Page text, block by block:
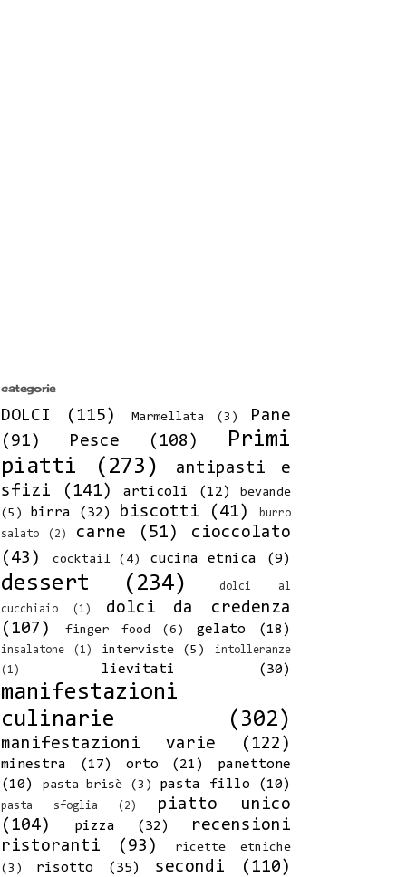
categorie
DOLCI (115) Marmellata (3)
Pane
(91)
Pesce (108)
Primi
piatti
(273)
antipasti e
sfizi
(141) articoli (12)
bevande
(5)
birra (32) biscotti (41)
burro
salato
(2) carne (51)
cioccolato
(43)
cocktail (4) cucina etnica (9)
dessert (234)
dolci al
cucchiaio
(1)
dolci da credenza
(107)
finger food (6) gelato (18)
insalatone (1) interviste (5)
intolleranze
(1)
lievitati (30)
manifestazioni
culinarie
(302)
manifestazioni varie (122)
minestra (17) orto (21)
panettone
(10)
pasta brisè (3) pasta fillo (10)
pasta sfoglia (2)
piatto unico
(104)
pizza (32)
recensioni
ristoranti
(93)
ricette etniche
(3)
risotto (35) secondi (110)